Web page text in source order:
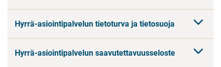
Hyrrä-asiointipalvelun tietoturva ja tietosuoja
Hyrrä-asiointipalvelun saavutettavuusseloste